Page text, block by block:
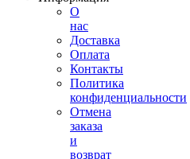
О
нас
Доставка
Оплата
Контакты
Политика
конфиденциальности
Отмена
заказа
и
возврат